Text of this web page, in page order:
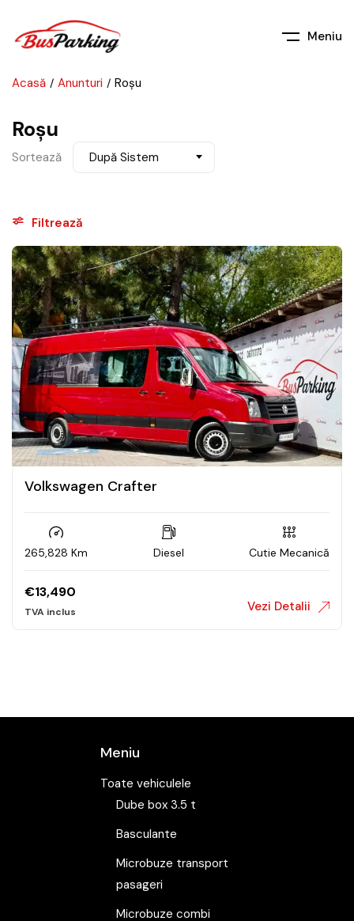
Meniu
Acasă Anunturi Roșu
Roșu
Sortează După Sistem
Filtrează
Volkswagen Crafter
265,828 Km Diesel Cutie Mecanică
€13,490
Vezi Detalii
Meniu
Toate vehiculele
Dube box 3.5 t
Basculante
Microbuze transport
pasageri
Microbuze combi